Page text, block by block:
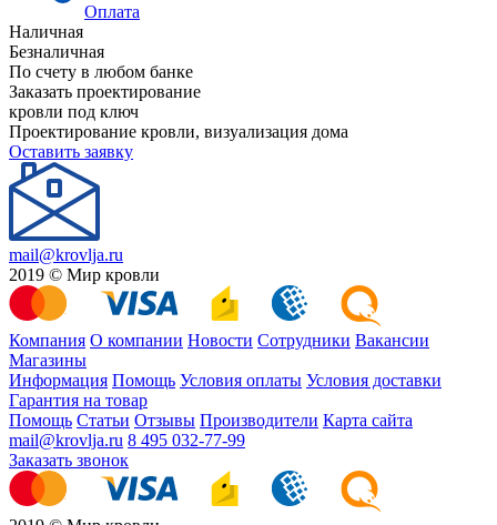
Оплата
Наличная
Безналичная
По счету в любом банке
Заказать проектирование
кровли под ключ
Проектирование кровли, визуализация дома
Оставить заявку
mail@krovlja.ru
2019 © Мир кровли
Компания О компании Новости Сотрудники Вакансии
Магазины
Информация Помощь Условия оплаты Условия доставки
Гарантия на товар
Помощь Статьи Отзывы Производители Карта сайта
mail@krovlja.ru 8 495 032-77-99
Заказать звонок